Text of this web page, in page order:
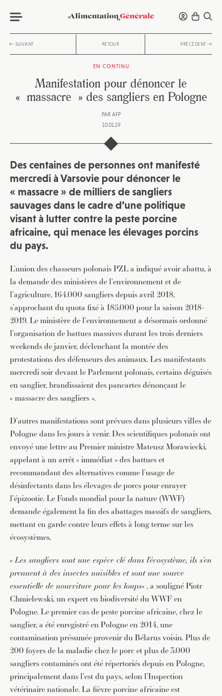
SUIVANT RETOUR PRÉCÉDENT
EN CONTINU
Manifestation pour dénoncer le
« massacre » des sangliers en Pologne
PAR AFP
10.01.19
Des centaines de personnes ont manifesté
mercredi à Varsovie pour dénoncer le
« massacre » de milliers de sangliers
sauvages dans le cadre d’une politique
visant à lutter contre la peste porcine
africaine, qui menace les élevages porcins
du pays.
L’union des chasseurs polonais PZL a indiqué avoir abattu, à
la demande des ministères de l’environnement et de
l’agriculture, 164.000 sangliers depuis avril 2018,
s’approchant du quota fixé à 185.000 pour la saison 2018-
2019. Le ministère de l’environnement a désormais ordonné
l’organisation de battues massives durant les trois derniers
weekends de janvier, déclenchant la montée des
protestations des défenseurs des animaux. Les manifestants
mercredi soir devant le Parlement polonais, certains déguisés
en sanglier, brandissaient des pancartes dénonçant le
« massacre des sangliers ».
D’autres manifestations sont prévues dans plusieurs villes de
Pologne dans les jours à venir. Des scientifiques polonais ont
envoyé une lettre au Premier ministre Mateusz Morawiecki,
appelant à un arrêt « immédiat » des battues et
recommandant des alternatives comme l’usage de
désinfectants dans les élevages de porcs pour enrayer
l’épizootie. Le Fonds mondial pour la nature (WWF)
demande également la fin des abattages massifs de sangliers,
mettant en garde contre leurs effets à long terme sur les
écosystèmes.
«Les sangliers sont une espèce clé dans l’écosystème, ils s’en
prennent à des insectes nuisibles et sont une source
essentielle de nourriture pour les loups« , a souligné Piotr
Chmielewski, un expert en biodiversité du WWF en
Pologne. Le premier cas de peste porcine africaine, chez le
sanglier, a été enregistré en Pologne en 2014, une
contamination présumée provenir du Bélarus voisin. Plus de
200 foyers de la maladie chez le porc et plus de 3.000
sangliers contaminés ont été répertoriés depuis en Pologne,
principalement dans l’est du pays, selon l’Inspection
vétérinaire nationale. La fièvre porcine africaine est